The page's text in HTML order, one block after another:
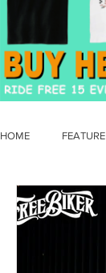
HOME FEATURE
OLD TIMER